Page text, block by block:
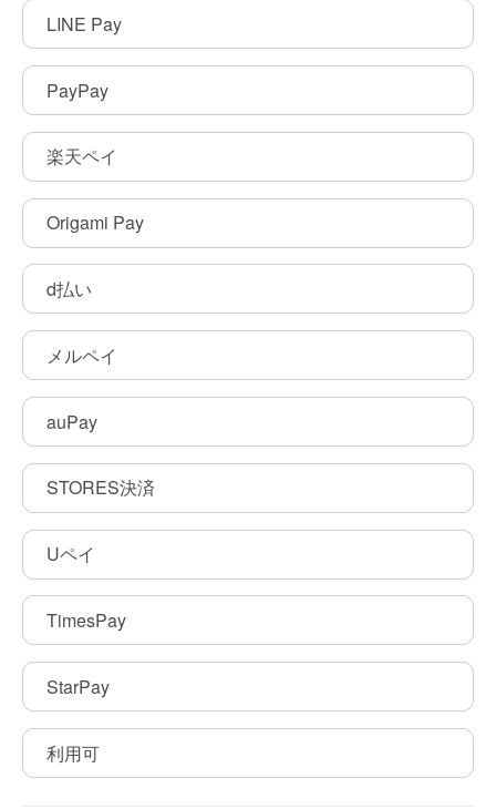
LINE Pay
PayPay
楽天ペイ
Origami Pay
d払い
メルペイ
auPay
STORES決済
Uペイ
TimesPay
StarPay
利用可